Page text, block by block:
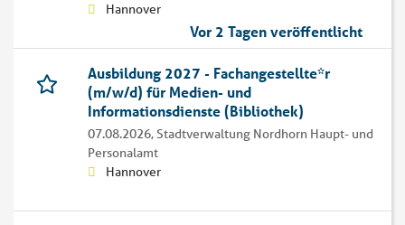
Hannover
Vor 2 Tagen veröffentlicht
Ausbildung 2027 - Fachangestellte*r
(m/w/d) für Medien- und
Informationsdienste (Bibliothek)
07.08.2026,Stadtverwaltung Nordhorn Haupt- und
Personalamt
Hannover